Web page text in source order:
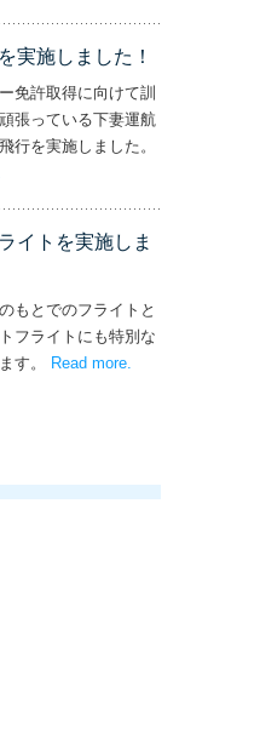
実施しました！
免許取得に向けて訓
張っている下妻運航
行を実施しました。
イトを実施しま
もとでのフライトと
フライトにも特別な
す。
Read more